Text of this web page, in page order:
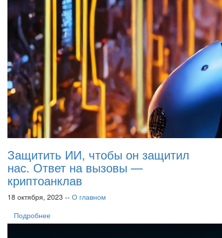
Защитить ИИ, чтобы он защитил
нас. Ответ на вызовы —
криптоанклав
18 октября, 2023 -- О главном
Подробнее